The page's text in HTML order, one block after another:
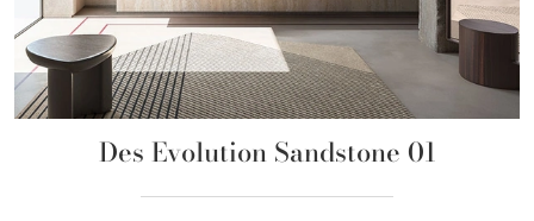
Des Evolution Sandstone 01